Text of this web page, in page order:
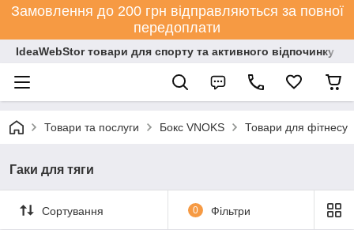
Замовлення до 200 грн відправляються за повної
передоплати
IdeaWebStor товари для спорту та активного відпочинку
Товари та послуги Бокс VNOKS Товари для фітнесу
Гаки для тяги
Сортування 0 Фільтри